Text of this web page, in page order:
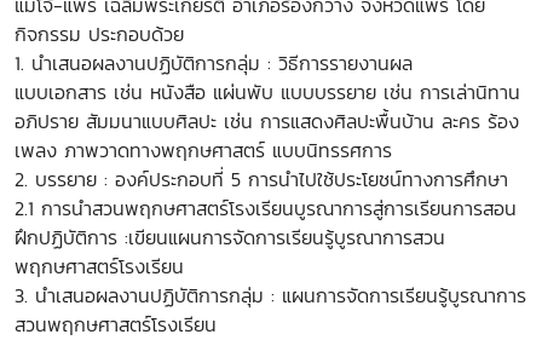
กิจกรรม ประกอบด้วย
1. นำเสนอผลงานปฏิบัติการกลุ่ม : วิธีการรายงานผล
แบบเอกสาร เช่น หนังสือ แผ่นพับ แบบบรรยาย เช่น การเล่านิทาน
อภิปราย สัมมนาแบบศิลปะ เช่น การแสดงศิลปะพื้นบ้าน ละคร ร้อง
เพลง ภาพวาดทางพฤกษศาสตร์ แบบนิทรรศการ
2. บรรยาย : องค์ประกอบที่ 5 การนำไปใช้ประโยชน์ทางการศึกษา
2.1 การนำสวนพฤกษศาสตร์โรงเรียนบูรณาการสู่การเรียนการสอน
ฝึกปฏิบัติการ :เขียนแผนการจัดการเรียนรู้บูรณาการสวน
พฤกษศาสตร์โรงเรียน
3. นำเสนอผลงานปฏิบัติการกลุ่ม : แผนการจัดการเรียนรู้บูรณาการ
สวนพฤกษศาสตร์โรงเรียน